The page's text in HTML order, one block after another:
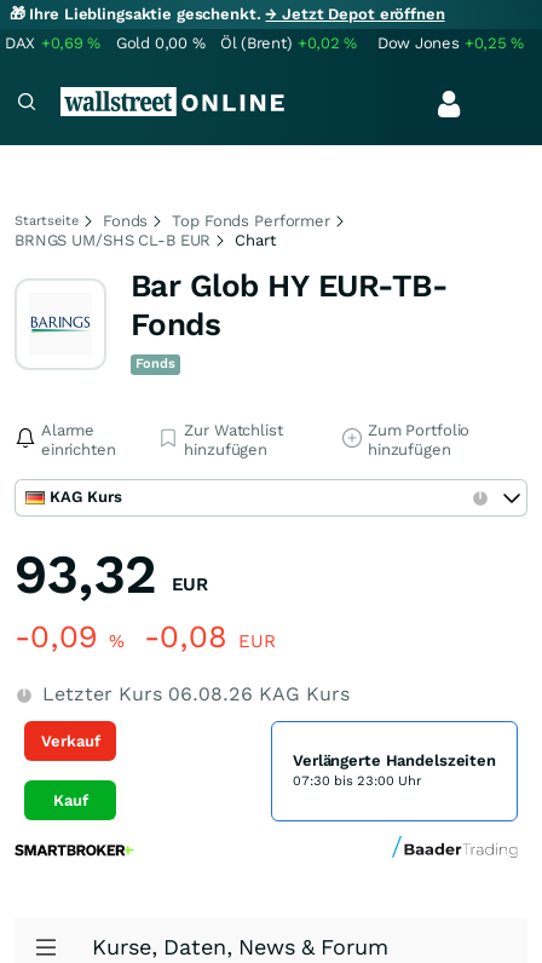
🎁 Ihre Lieblingsaktie geschenkt.→ Jetzt Depot eröffnen
DAX +0,69% Gold 0,00 % Öl (Brent) +0,02% Dow Jones +0,25%
Startseite Fonds
Top Fonds Performer
BRNGS UM/SHS CL-B EUR
Chart
Bar Glob HY EUR-TB-
Fonds
Fonds
Alarme
einrichten
Zur Watchlist
hinzufügen
Zum Portfolio
hinzufügen
KAG Kurs
93,32 EUR
-0,09 % -0,08 EUR
Letzter Kurs 06.08.26 KAG Kurs
Verkauf
Kauf
Verlängerte Handelszeiten
07:30 bis 23:00 Uhr
Kurse, Daten, News & Forum